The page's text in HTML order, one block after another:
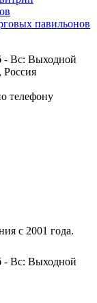
павильонов
- Вс: Выходной
Россия
телефону
с 2001 года.
- Вс: Выходной